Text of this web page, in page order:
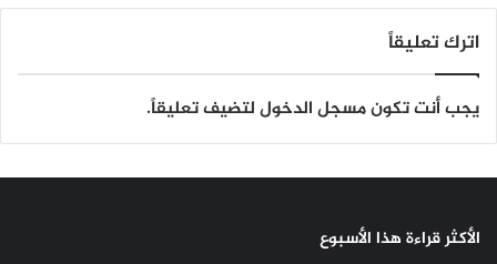
اترك تعليقاً
يجب أنت تكونمسجل الدخوللتضيف تعليقاً.
الأكثر قراءة هذا الأسبوع